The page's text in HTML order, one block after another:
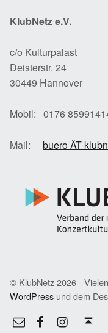
KlubNetz e.V.
c/o Kulturpalast
Deisterstr. 24
30449 Hannover
Mobil: 0176
Mail: buero ÄT
© KlubNetz 2026 -
WordPress und dem